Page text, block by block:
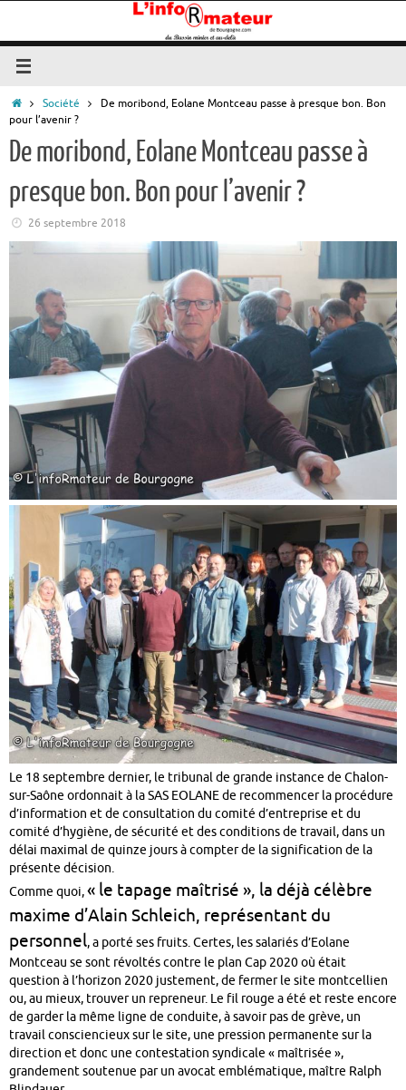
contenu
Accueil
Société
De moribond, Eolane Montceau passe à presque bon. Bon
pour l’avenir ?
De moribond, Eolane Montceau passe à
presque bon. Bon pour l’avenir ?
26 septembre 2018
Le 18 septembre dernier, le tribunal de grande instance de Chalon-
sur-Saône ordonnait à la SAS EOLANE de recommencer la procédure
d’information et de consultation du comité d’entreprise et du
comité d’hygiène, de sécurité et des conditions de travail, dans un
délai maximal de quinze jours à compter de la signification de la
présente décision.
Comme quoi,« le tapage maîtrisé », la déjà célèbre
maxime d’Alain Schleich, représentant du
personnel, a porté ses fruits. Certes, les salariés d’Eolane
Montceau se sont révoltés contre le plan Cap 2020 où était
question à l’horizon 2020 justement, de fermer le site montcellien
ou, au mieux, trouver un repreneur. Le fil rouge a été et reste encore
de garder la même ligne de conduite, à savoir pas de grève, un
travail consciencieux sur le site, une pression permanente sur la
direction et donc une contestation syndicale « maîtrisée »,
grandement soutenue par un avocat emblématique, maître Ralph